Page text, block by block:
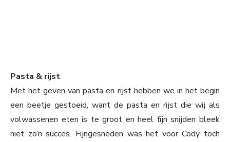
Pasta & rijst
Met het geven van pasta en rijst hebben we in het begin
een beetje gestoeid, want de pasta en rijst die wij als
volwassenen eten is te groot en heel fijn snijden bleek
niet zo’n succes. Fijngesneden was het voor Cody toch